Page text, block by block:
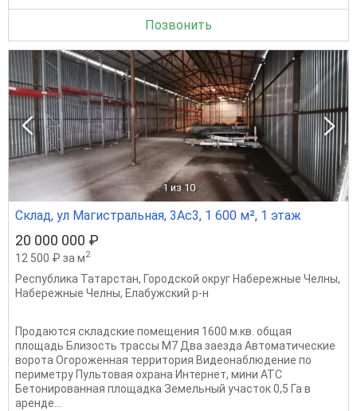
Позвонить
1 из 10
Склад, ул Магистральная, 3Ас3, 1 600 м², 1 этаж
20 000 000 ₽
12 500 ₽ за м2
Республика Татарстан, Городской округ Набережные Челны,
Набережные Челны, Елабужский р-н
Продаются складские помещения 1600 м.кв. общая
площадь Близость трассы М7 Два заезда Автоматические
ворота Огороженная территория Видеонаблюдение по
периметру Пультовая охрана Интернет, мини АТС
Бетонированная площадка Земельный участок 0,5 Га в
аренде...